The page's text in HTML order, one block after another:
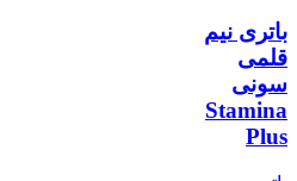
باتری نیم
قلمی
سونی
Stamina
Plus